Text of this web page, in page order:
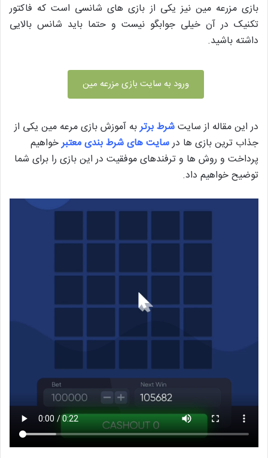
بازی مزرعه مین نیز یکی از بازی های شانسی است که فاکتور
تکنیک در آن خیلی جوابگو نیست و حتما باید شانس بالایی
داشته باشید.
ورود به سایت بازی مزرعه مین
در این مقاله از سایتشرط برتربه آموزش بازی مرعه مین یکی از
جذاب ترین بازی ها درسایت های شرط بندی معتبرخواهیم
پرداخت و روش ها و ترفندهای موفقیت در این بازی را برای شما
توضیح خواهیم داد.